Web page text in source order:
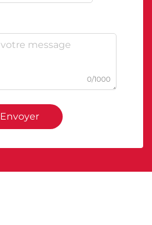
0/1000
Envoyer